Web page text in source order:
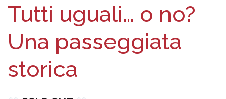
Tutti uguali… o no?
Una passeggiata
storica